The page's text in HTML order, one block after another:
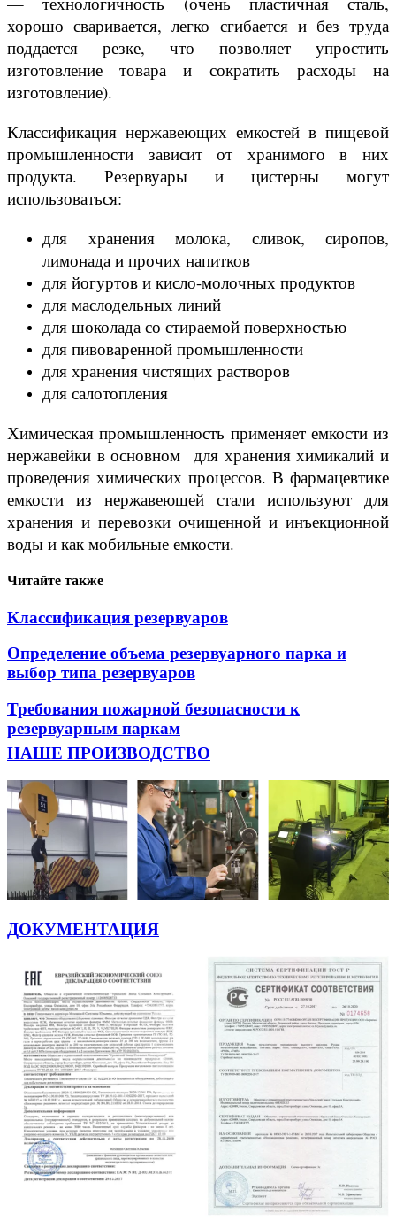
хорошо сваривается, легко сгибается и без труда
поддается резке, что позволяет упростить
изготовление товара и сократить расходы на
изготовление).
Классификация нержавеющих емкостей в пищевой
промышленности зависит от хранимого в них
продукта. Резервуары и цистерны могут
использоваться:
для хранения молока, сливок, сиропов,
лимонада и прочих напитков
для йогуртов и кисло-молочных продуктов
для маслодельных линий
для шоколада со стираемой поверхностью
для пивоваренной промышленности
для хранения чистящих растворов
для салотопления
Химическая промышленность применяет емкости из
нержавейки в основном для хранения химикалий и
проведения химических процессов. В фармацевтике
емкости из нержавеющей стали используют для
хранения и перевозки очищенной и инъекционной
воды и как мобильные емкости.
Читайте также
Классификация резервуаров
Определение объема резервуарного парка и
выбор типа резервуаров
Требования пожарной безопасности к
резервуарным паркам
НАШЕ ПРОИЗВОДСТВО
ДОКУМЕНТАЦИЯ